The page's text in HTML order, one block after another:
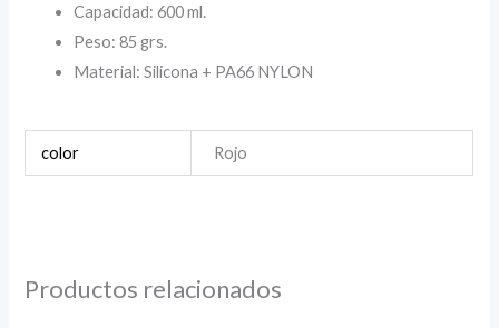
Capacidad: 600 ml.
Peso: 85 grs.
Material: Silicona + PA66 NYLON
color Rojo
Productos relacionados